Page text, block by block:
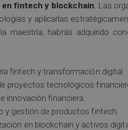
fintech y blockchain. Las
y aplicarlas
maestría, habrás adquirido
fintech y transformación digital.
proyectos tecnológicos
innovación financiera.
y gestión de productos fintech.
en blockchain y activos